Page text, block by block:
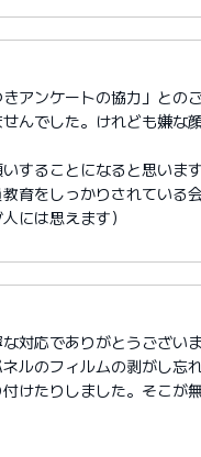
きアンケートの協力」と
んでした。けれども嫌な
することになると思いま
育をしっかりされている
には思えます）
対応でありがとうございま
ルのフィルムの剥がし忘
けたりしました。そこが